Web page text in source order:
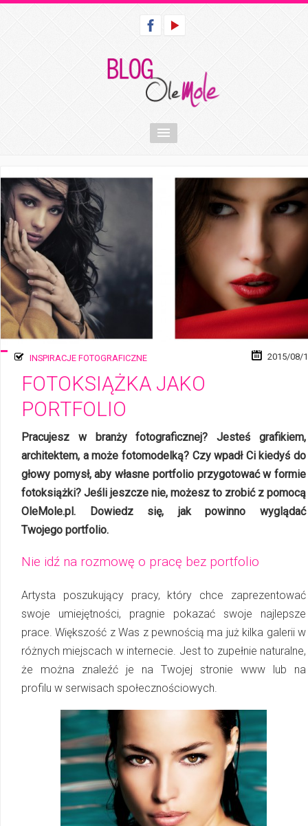
INSPIRACJE FOTOGRAFICZNE 2015/08/
FOTOKSIĄŻKA JAKO
PORTFOLIO
Pracujesz w branży fotograficznej? Jesteś grafikiem,
architektem, a może foto­mo­del­ką? Czy wpadł Ci kiedyś do
głowy pomysł, aby własne portfolio przygotować w formie
fotoksiążki? Jeśli jeszcze nie, możesz to zrobić z pomocą
OleMole.pl. Dowiedz się, jak powinno wyglądać
Twojego portfolio.
Nie idź na rozmowę o pracę bez portfolio
Artysta poszukujący pracy, który chce zaprezentować
swoje umiejętności, pragnie pokazać swoje najlepsze
prace. Większość z Was z pewnością ma już kilka galerii w
róż­nych miejscach w internecie. Jest to zupełnie naturalne,
że można znaleźć je na Twojej stronie www lub na
profilu w serwisach społecznościowych.